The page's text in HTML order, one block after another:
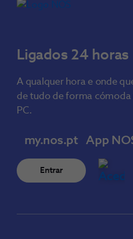
Ligados 24 horas
A qualquer hora e onde
de tudo de forma
PC.
my.nos.pt
Entrar
App